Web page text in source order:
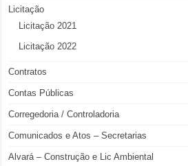
Licitação
Licitação 2021
Licitação 2022
Contratos
Contas Públicas
Corregedoria / Controladoria
Comunicados e Atos – Secretarias
Alvará – Construção e Lic Ambiental